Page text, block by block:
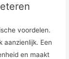
voordelen.
aanzienlijk. Een
en maakt